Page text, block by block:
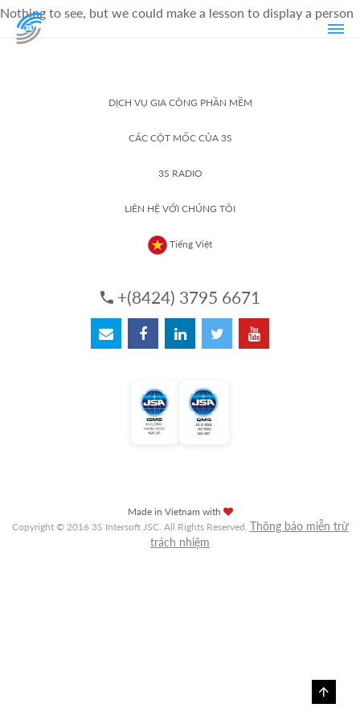
Nothing to see, but we could make a lesson to display a person
DỊCH VỤ GIA CÔNG PHẦN MỀM
CÁC CỘT MỐC CỦA 3S
3S RADIO
LIÊN HỆ VỚI CHÚNG TÔI
Tiếng Việt
+(8424) 3795 6671
Made in Vietnam with
Copyright © 2016 3S Intersoft JSC. All Rights Reserved. Thông báo miễn trừ
trách nhiệm